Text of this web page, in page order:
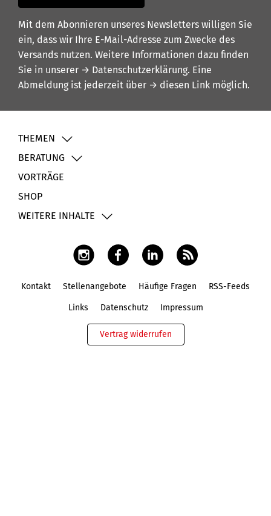
Mit dem Abonnieren unseres Newsletters willigen Sie
ein, dass wir Ihre E-Mail-Adresse zum Zwecke des
Versands nutzen. Weitere Informationen dazu finden
Sie in unserer → Datenschutzerklärung. Eine
Abmeldung ist jederzeit über → diesen Link möglich.
THEMEN
BERATUNG
VORTRÄGE
SHOP
WEITERE INHALTE
Kontakt Stellenangebote Häufige Fragen RSS-Feeds
Links Datenschutz Impressum
Vertrag widerrufen